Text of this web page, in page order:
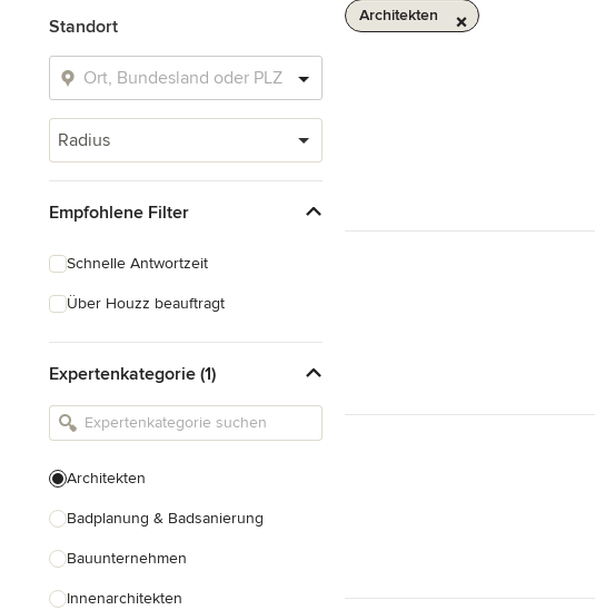
Standort
Radius
Empfohlene Filter
Schnelle Antwortzeit
Über Houzz beauftragt
Expertenkategorie (1)
Architekten
Badplanung & Badsanierung
Bauunternehmen
Innenarchitekten
Architekten